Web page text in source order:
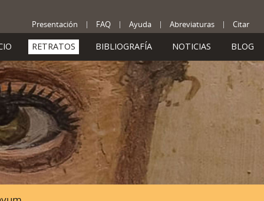
Presentación FAQ Ayuda Abreviaturas Citar
RETRATOS BIBLIOGRAFÍA NOTICIAS BLOG